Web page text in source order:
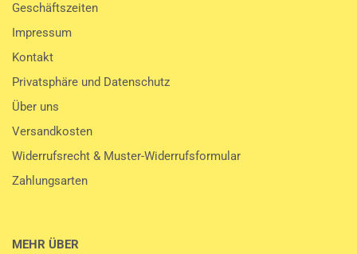
Geschäftszeiten
Impressum
Kontakt
Privatsphäre und Datenschutz
Über uns
Versandkosten
Widerrufsrecht & Muster-Widerrufsformular
Zahlungsarten
MEHR ÜBER